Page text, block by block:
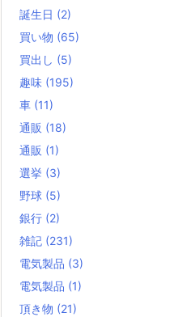
誕生日 (2)
買い物 (65)
買出し (5)
趣味 (195)
車 (11)
通販 (18)
通販 (1)
選挙 (3)
野球 (5)
銀行 (2)
雑記 (231)
電気製品 (3)
電気製品 (1)
頂き物 (21)